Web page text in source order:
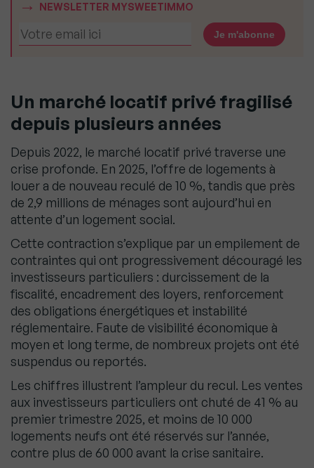
NEWSLETTER MYSWEETIMMO
Un marché locatif privé fragilisé
depuis plusieurs années
Depuis 2022, le marché locatif privé traverse une
crise profonde. En 2025, l’offre de logements à
louer a de nouveau reculé de 10 %, tandis que près
de 2,9 millions de ménages sont aujourd’hui en
attente d’un logement social.
Cette contraction s’explique par un empilement de
contraintes qui ont progressivement découragé les
investisseurs particuliers : durcissement de la
fiscalité, encadrement des loyers, renforcement
des obligations énergétiques et instabilité
réglementaire. Faute de visibilité économique à
moyen et long terme, de nombreux projets ont été
suspendus ou reportés.
Les chiffres illustrent l’ampleur du recul. Les ventes
aux investisseurs particuliers ont chuté de 41 % au
premier trimestre 2025, et moins de 10 000
logements neufs ont été réservés sur l’année,
contre plus de 60 000 avant la crise sanitaire.